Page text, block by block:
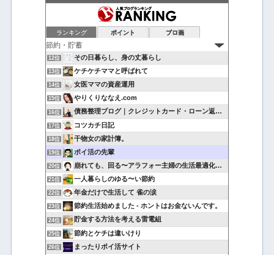
ランキング ポイント ブロ画
12位 その日暮らし、身の丈暮らし
13位 ケチケチママと呼ばれて
14位 女医ママの資産運用
15位 やりくりななえ.com
16位 債務整理ブログ｜クレジットカード・ローン返済で悩んでいる方へ
17位 コツカチ日記
18位 干物女の家計簿。
19位 ポイ活の先輩
20位 崩れても、回る〜アラフォー主婦の生活最適化日記
21位 一人暮らしのゆる〜い節約
22位 年金だけで生活して 雀の涙
23位 節約生活始めました - ホントはお金ないんです。
24位 貯金する方法を考える雷電組
25位 節約とケチは違いけり
26位 まったりポイ活サイト